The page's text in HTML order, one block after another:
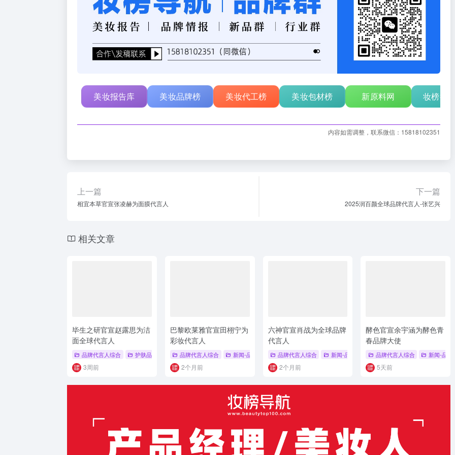
美妆报告库 美妆品牌榜 美妆代工榜 美妆包材榜 新原料网 妆榜行
内容如需调整，联系微信：15818102351
上一篇
相宜本草官宣张凌赫为面膜代言人
下一篇
2025润百颜全球品牌代言人-张艺兴
相关文章
毕生之研官宣赵露思为洁
面全球代言人
品牌代言人综合 护肤品牌代言人 # 毕生之研 # 赵露思 # 弱酸性配方
3周前
巴黎欧莱雅官宣田栩宁为
彩妆代言人
品牌代言人综合 新闻-品牌代言人 # 巴黎欧莱雅 # 田栩宁 # 品牌代言人
2个月前
六神官宣肖战为全球品牌
代言人
品牌代言人综合 新闻-品牌代言人 # 六神 # 金六神系列 # 夏
2个月前
酵色官宣余宇涵为酵色青
春品牌大使
品牌代言人综合 新闻-品牌
5天前